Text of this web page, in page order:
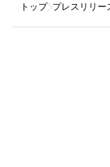
トップ プレスリリー